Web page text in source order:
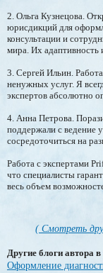
2. Ольга Кузнецова.
юрисдикций для
консультации и
мира. Их адаптивность
3. Сергей Ильин.
ненужных услуг. Я
экспертов абсолютно
4. Анна Петрова.
поддержали с ведение
сосредоточиться на
Работа с экспертами
что специалисты
весь объем
( Смотреть
Другие блоги автора в
Оформление